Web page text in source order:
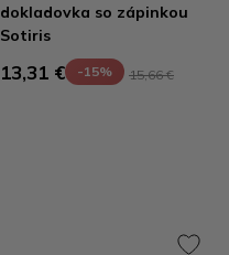
dokladovka so zápinkou
Sotiris
13,31 € -15% 15,66 €